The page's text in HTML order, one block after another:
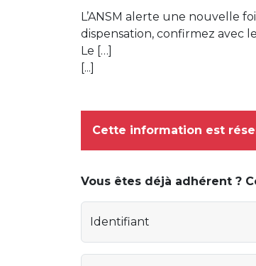
L’ANSM alerte une nouvelle
dispensation, confirmez avec
Le […]
[...]
Cette information est
Vous êtes déjà adhérent ?
Identifiant